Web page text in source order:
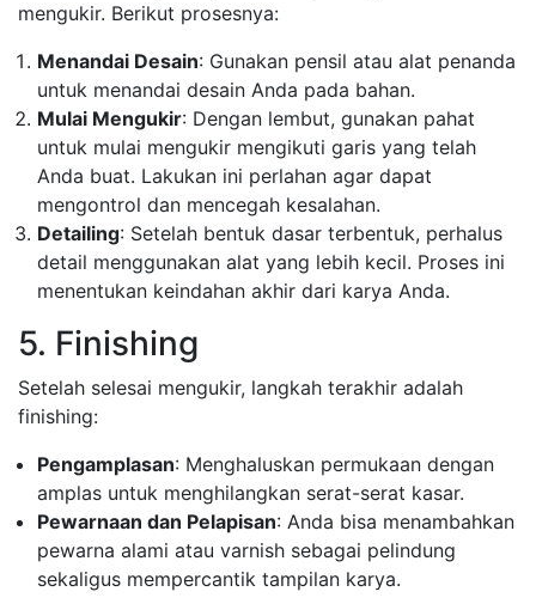
mengukir. Berikut prosesnya:
Menandai Desain: Gunakan pensil atau alat penanda
untuk menandai desain Anda pada bahan.
Mulai Mengukir: Dengan lembut, gunakan pahat
untuk mulai mengukir mengikuti garis yang telah
Anda buat. Lakukan ini perlahan agar dapat
mengontrol dan mencegah kesalahan.
Detailing: Setelah bentuk dasar terbentuk, perhalus
detail menggunakan alat yang lebih kecil. Proses ini
menentukan keindahan akhir dari karya Anda.
5. Finishing
Setelah selesai mengukir, langkah terakhir adalah
finishing:
Pengamplasan: Menghaluskan permukaan dengan
amplas untuk menghilangkan serat-serat kasar.
Pewarnaan dan Pelapisan: Anda bisa menambahkan
pewarna alami atau varnish sebagai pelindung
sekaligus mempercantik tampilan karya.